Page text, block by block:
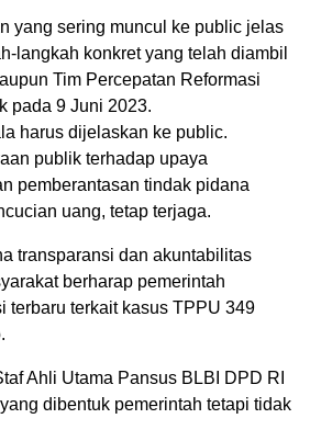
yang sering muncul ke public jelas
langkah konkret yang telah diambil
Tim Percepatan Reformasi
pada 9 Juni 2023.
harus dijelaskan ke public.
publik terhadap upaya
pemberantasan tindak pidana
uang, tetap terjaga.
transparansi dan akuntabilitas
berharap pemerintah
terbaru terkait kasus TPPU 349
Ahli Utama Pansus BLBI DPD RI
dibentuk pemerintah tetapi tidak